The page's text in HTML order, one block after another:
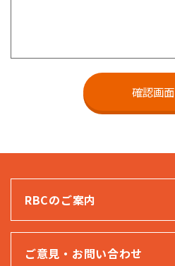
RBCのご案内
ご意見・お問い合わせ